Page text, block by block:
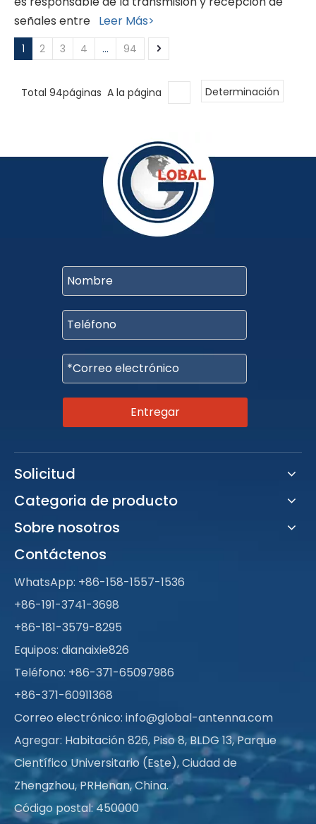
señales entre Leer Más>
1 2 3 4 ... 94
Total 94páginas A la página Determinación
Entregar
Solicitud
Categoria de producto
Sobre nosotros
Contáctenos
WhatsApp: +86-158-1557-1536
+86-191-3741-3698
+86-181-3579-8295
Equipos: dianaixie826
Teléfono: +86-371-65097986
+86-371-60911368
Correo electrónico: info@global-antenna.com
Agregar: Habitación 826, Piso 8, BLDG 13, Parque
Científico Universitario (Este), Ciudad de
Zhengzhou, PRHenan, China.
Código postal: 450000